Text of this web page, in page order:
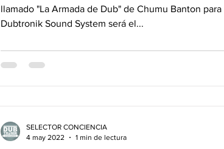
llamado "La Armada de Dub" de Chumu Banton para
Dubtronik Sound System será el...
SELECTOR CONCIENCIA
4 may 2022
1 min de lectura